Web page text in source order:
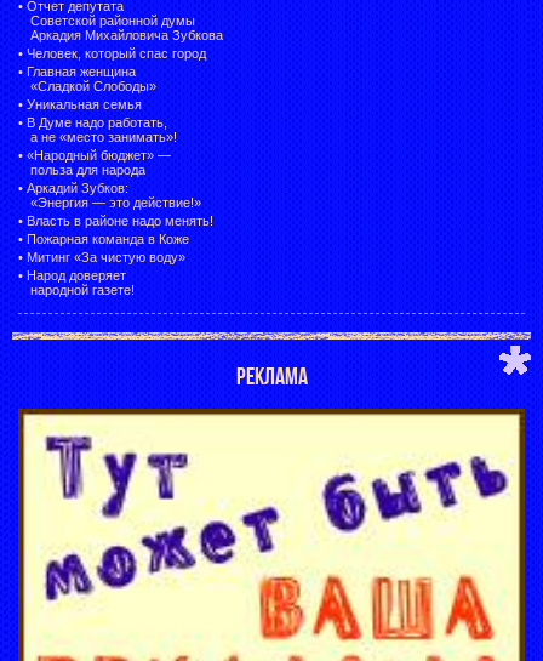
• Отчет депутата
Советской районной думы
Аркадия Михайловича Зубкова
• Человек, который спас город
• Главная женщина
«Сладкой Слободы»
• Уникальная семья
• В Думе надо работать,
а не «место занимать»!
• «Народный бюджет» —
польза для народа
• Аркадий Зубков:
«Энергия — это действие!»
• Власть в районе надо менять!
• Пожарная команда в Коже
• Митинг «За чистую воду»
• Народ доверяет
народной газете!
РЕКЛАМА